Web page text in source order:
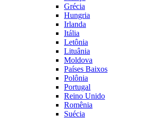
Grécia
Hungria
Irlanda
Itália
Letônia
Lituânia
Moldova
Países Baixos
Polônia
Portugal
Reino Unido
Romênia
Suécia